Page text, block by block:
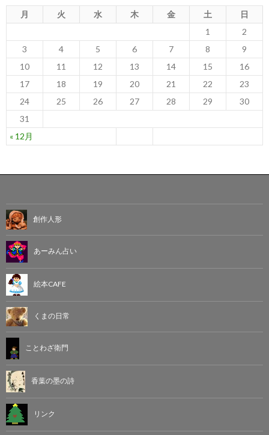
月 火 水 木 金 土 日
« 12月
1
2
3
4 5 6 7 8
9
10
11 12 13 14 15
16
17
18 19 20 21 22
23
24
25 26 27 28 29
30
31
創作人形
あーみん占い
絵本CAFE
くまの日常
ことわざ衛門
香葉の墨の詩
リンク